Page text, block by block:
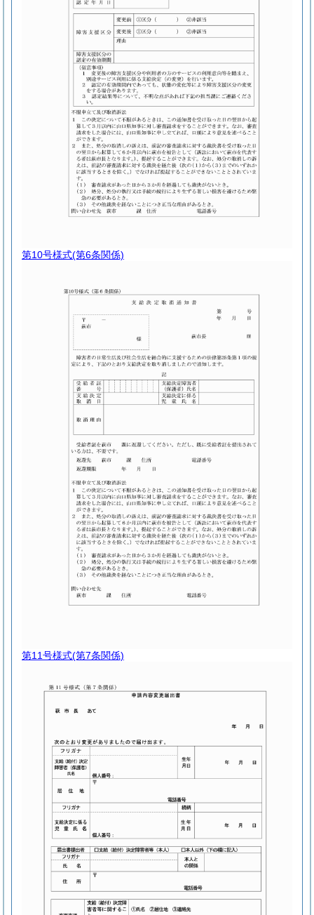
第10号様式(第6条関係)
第11号様式(第7条関係)